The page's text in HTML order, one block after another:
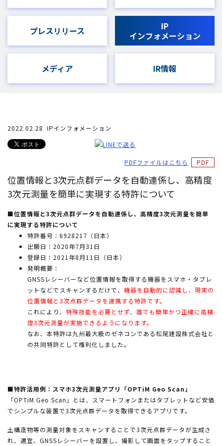
プレスリリース
IP
インフォメーション
メディア IR情報
2022.02.28 IPインフォメーション
PDFファイルはこちら
位置情報と3次元点群データを自動連係し、高精度
3次元測量を簡単に実現する特許について
■位置情報と3次元点群データを自動連係し、高精度3次元測量を簡単
に実現する特許について
特許番号：6928217（日本）
出願日：2020年7月31日
登録日：2021年8月11日（日本）
発明概要：
GNSSレシーバーなど位置情報を取得する機器をスマホ・タブレ
ットなどでスキャンするだけで、 機器を自動的に認識し、現実の
位置情報と3次点群データを連携する特許です。
これにより、 特殊技能を必要とせず、誰でも簡単かつ正確に高精
度3次元測量が実施できるようになります。
なお、本特許は九州最大級のゼネコンである松尾建設株式会社と
の共同特許として権利化しました。
■特許活用例：スマホ3次元測量アプリ「OPTiM Geo Scan」
「OPTiM Geo Scan」とは、スマートフォンまたはタブレットなど安価
でシンプルな装置で3次元点群データを取得できるアプリです。
土構造物等の測量対象をスキャンすることで3次元点群データが生成さ
れ、適宜、GNSSレシーバーを設置し、撮影して画面をタップすること